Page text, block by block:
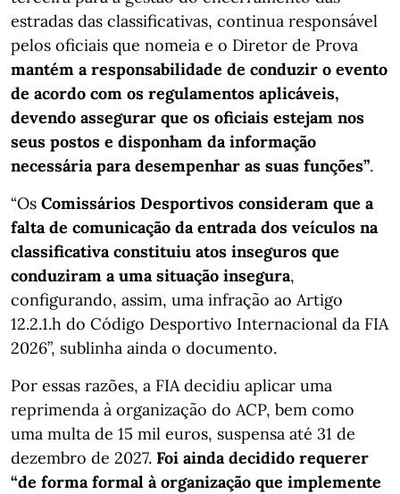
estradas das classificativas, continua responsável
pelos oficiais que nomeia e o Diretor de Prova
mantém a responsabilidade de conduzir o evento
de acordo com os regulamentos aplicáveis,
devendo assegurar que os oficiais estejam nos
seus postos e disponham da informação
necessária para desempenhar as suas funções”.
“Os Comissários Desportivos consideram que a
falta de comunicação da entrada dos veículos na
classificativa constituiu atos inseguros que
conduziram a uma situação insegura,
configurando, assim, uma infração ao Artigo
12.2.1.h do Código Desportivo Internacional da FIA
2026”, sublinha ainda o documento.
Por essas razões, a FIA decidiu aplicar uma
reprimenda à organização do ACP, bem como
uma multa de 15 mil euros, suspensa até 31 de
dezembro de 2027. Foi ainda decidido requerer
“de forma formal à organização que implemente